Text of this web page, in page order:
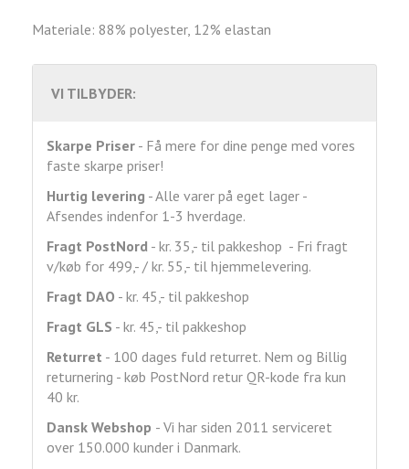
Materiale: 88% polyester, 12% elastan
VI TILBYDER:
Skarpe Priser - Få mere for dine penge med vores
faste skarpe priser!
Hurtig levering - Alle varer på eget lager -
Afsendes indenfor 1-3 hverdage.
Fragt PostNord - kr. 35,- til pakkeshop - Fri fragt
v/køb for 499,- / kr. 55,- til hjemmelevering.
Fragt DAO - kr. 45,- til pakkeshop
Fragt GLS - kr. 45,- til pakkeshop
Returret - 100 dages fuld returret. Nem og Billig
returnering - køb PostNord retur QR-kode fra kun
40 kr.
Dansk Webshop - Vi har siden 2011 serviceret
over 150.000 kunder i Danmark.